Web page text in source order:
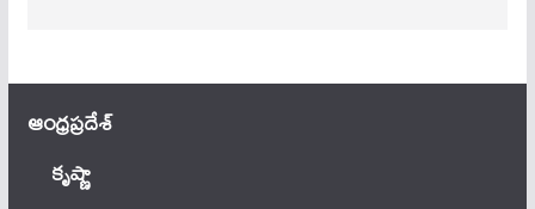
ఆంధ్ర‌ప్ర‌దేశ్
కృష్ణా